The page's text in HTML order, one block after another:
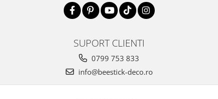
SUPORT CLIENTI
0799 753 833
info@beestick-deco.ro